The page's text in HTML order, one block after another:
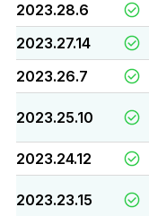
2023.28.6
2023.27.14
2023.26.7
2023.25.10
2023.24.12
2023.23.15